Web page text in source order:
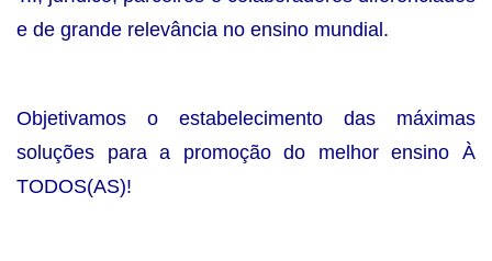
e de grande relevância no ensino mundial.
Objetivamos o estabelecimento das máximas
soluções para a promoção do melhor ensino À
TODOS(AS)!